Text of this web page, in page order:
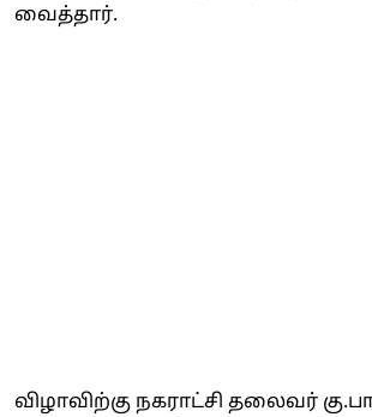
வைத்தார்.
விழாவிற்கு நகராட்சி தலைவர்